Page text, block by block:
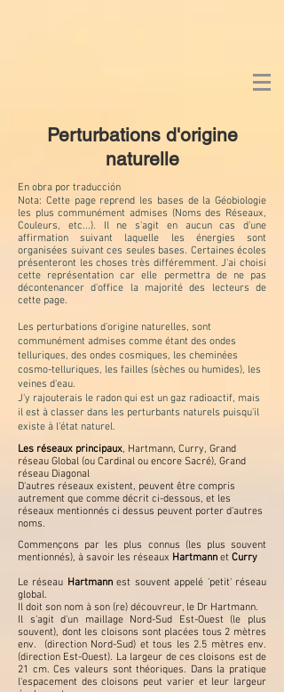
Perturbations d'origine
naturelle
En obra por traducción
Nota: Cette page reprend les bases de la Géobiologie
les plus communément admises (Noms des Réseaux,
Couleurs, etc...). Il ne s'agit en aucun cas d'une
affirmation suivant laquelle les énergies sont
organisées suivant ces seules bases. Certaines écoles
présenteront les choses très différemment. J'ai choisi
cette représentation car elle permettra de ne pas
décontenancer d'office la majorité des lecteurs de
cette page.
Les perturbations d'origine naturelles, sont
communément admises comme étant des ondes
telluriques, des ondes cosmiques, les cheminées
cosmo-telluriques, les failles (sèches ou humides), les
veines d'eau.
J'y rajouterais le radon qui est un gaz radioactif, mais
il est à classer dans les perturbants naturels puisqu'il
existe à l'état naturel.
Les réseaux principaux, Hartmann, Curry, Grand
réseau Global (ou Cardinal ou encore Sacré), Grand
réseau Diagonal
D'autres réseaux existent, peuvent être compris
autrement que comme décrit ci-dessous, et les
réseaux mentionnés ci dessus peuvent porter d'autres
noms.
Commençons par les plus connus (les plus souvent
mentionnés), à savoir les réseaux Hartmann et Curry
Le réseau Hartmannest souvent appelé 'petit' réseau
global.
Il doit son nom à son (re) découvreur, le Dr Hartmann.
Il s'agit d'un maillage Nord-Sud Est-Ouest (le plus
souvent), dont les cloisons sont placées tous 2 mètres
env. (direction Nord-Sud) et tous les 2.5 mètres env.
(direction Est-Ouest). La largeur de ces cloisons est de
21 cm. Ces valeurs sont théoriques. Dans la pratique
l'espacement des cloisons peut varier et leur largeur